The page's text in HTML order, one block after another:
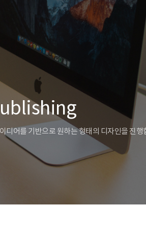
디어를 기반으로 원하는 형태의 디자인을 진행